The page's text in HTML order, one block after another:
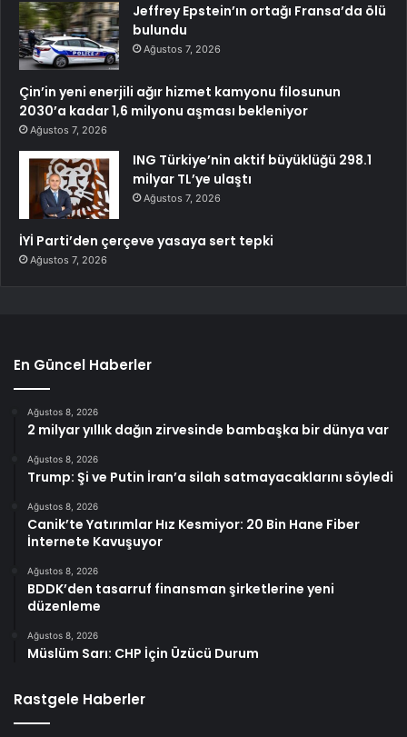
Jeffrey Epstein’ın ortağı Fransa’da ölü
bulundu
Ağustos 7, 2026
Çin’in yeni enerjili ağır hizmet kamyonu filosunun
2030’a kadar 1,6 milyonu aşması bekleniyor
Ağustos 7, 2026
ING Türkiye’nin aktif büyüklüğü 298.1
milyar TL’ye ulaştı
Ağustos 7, 2026
İYİ Parti’den çerçeve yasaya sert tepki
Ağustos 7, 2026
En Güncel Haberler
Ağustos 8, 2026
2 milyar yıllık dağın zirvesinde bambaşka bir dünya var
Ağustos 8, 2026
Trump: Şi ve Putin İran’a silah satmayacaklarını söyledi
Ağustos 8, 2026
Canik’te Yatırımlar Hız Kesmiyor: 20 Bin Hane Fiber
İnternete Kavuşuyor
Ağustos 8, 2026
BDDK’den tasarruf finansman şirketlerine yeni
düzenleme
Ağustos 8, 2026
Müslüm Sarı: CHP İçin Üzücü Durum
Rastgele Haberler